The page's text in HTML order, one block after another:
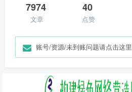
7974
文章
40
点赞
账号/资源/未到账问题请点击这里